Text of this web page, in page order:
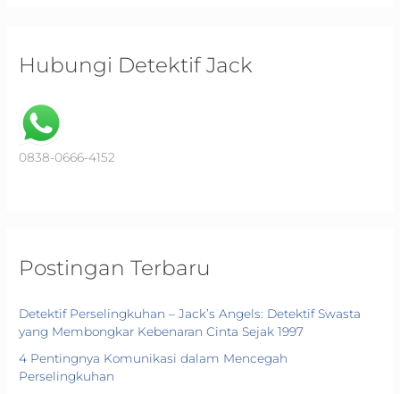
h
o
Hubungi Detektif Jack
0838-0666-4152
Postingan Terbaru
Detektif Perselingkuhan – Jack’s Angels: Detektif Swasta
yang Membongkar Kebenaran Cinta Sejak 1997
4 Pentingnya Komunikasi dalam Mencegah
Perselingkuhan